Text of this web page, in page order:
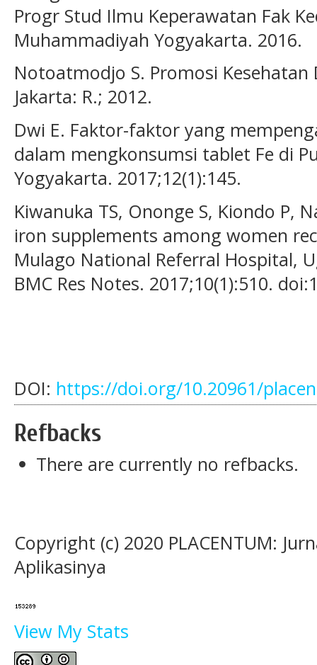
Progr Stud Ilmu Keperawatan Fak
Muhammadiyah Yogyakarta. 2016.
Notoatmodjo S. Promosi Kesehatan
Jakarta: R.; 2012.
Dwi E. Faktor-faktor yang
dalam mengkonsumsi tablet Fe di
Yogyakarta. 2017;12(1):145.
Kiwanuka TS, Ononge S, Kiondo P,
iron supplements among women
Mulago National Referral Hospital,
BMC Res Notes. 2017;10(1):510.
DOI: https://doi.org/10.20961/
Refbacks
There are currently no refbacks.
Copyright (c) 2020 PLACENTUM:
Aplikasinya
View My Stats